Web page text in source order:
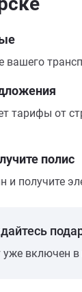
тарифы от
полис
и получите
уже включен